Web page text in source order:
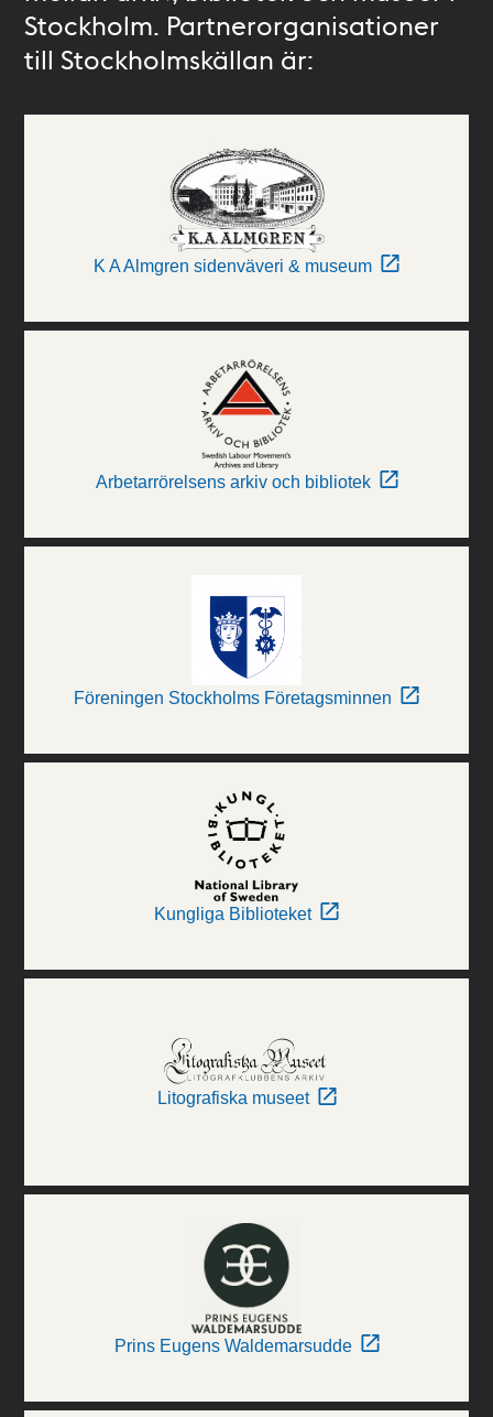
Stockholm. Partnerorganisationer
till Stockholmskällan är:
K A Almgren sidenväveri & museum
Arbetarrörelsens arkiv och bibliotek
Föreningen Stockholms Företagsminnen
Kungliga Biblioteket
Litografiska museet
Prins Eugens Waldemarsudde